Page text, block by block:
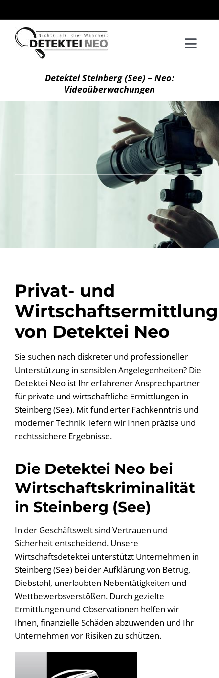
Inhalt
springen
Detektei Steinberg (See) – Neo:
Videoüberwachungen
Privat- und
von Detektei Neo
Sie suchen nach diskreter und professioneller
Unterstützung in sensiblen Angelegenheiten? Die
Detektei Neo ist Ihr erfahrener Ansprechpartner
für private und wirtschaftliche Ermittlungen in
Steinberg (See). Mit fundierter Fachkenntnis und
moderner Technik liefern wir Ihnen präzise und
rechtssichere Ergebnisse.
Die Detektei Neo bei
Wirtschaftskriminalität
in Steinberg (See)
In der Geschäftswelt sind Vertrauen und
Sicherheit entscheidend. Unsere
Wirtschaftsdetektei unterstützt Unternehmen in
Steinberg (See) bei der Aufklärung von Betrug,
Diebstahl, unerlaubten Nebentätigkeiten und
Wettbewerbsverstößen. Durch gezielte
Ermittlungen und Observationen helfen wir
Ihnen, finanzielle Schäden abzuwenden und Ihr
Unternehmen vor Risiken zu schützen.